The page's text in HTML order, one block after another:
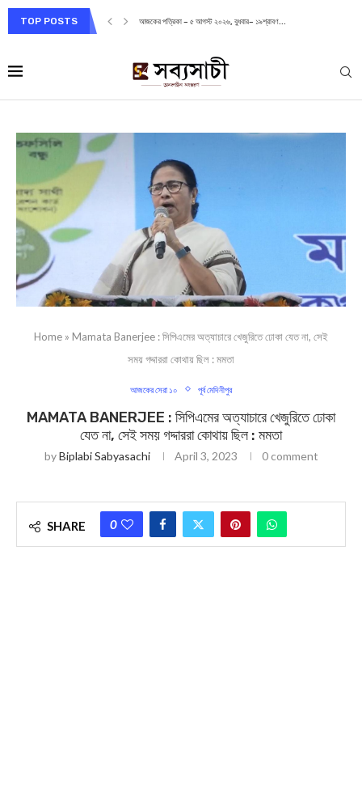
TOP POSTS আজকের পত্রিকা – ৫ আগস্ট ২০২৬, বুধবার– ১৯শ্রাবণ...
Home » Mamata Banerjee : সিপিএমের অত্যাচারে খেজুরিতে ঢোকা যেত না, সেই
সময় গদ্দাররা কোথায় ছিল : মমতা
আজকের সেরা ১০ পূর্ব মেদিনীপুর
MAMATA BANERJEE : সিপিএমের অত্যাচারে খেজুরিতে ঢোকা
যেত না, সেই সময় গদ্দাররা কোথায় ছিল : মমতা
byBiplabi Sabyasachi April 3, 2023 0 comment
SHARE 0